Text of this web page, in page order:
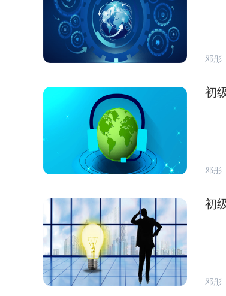
邓彤
初
邓彤
初
邓彤